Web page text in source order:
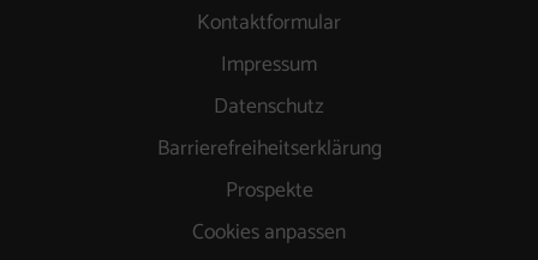
Kontaktformular
Impressum
Datenschutz
Barrierefreiheitserklärung
Prospekte
Cookies anpassen